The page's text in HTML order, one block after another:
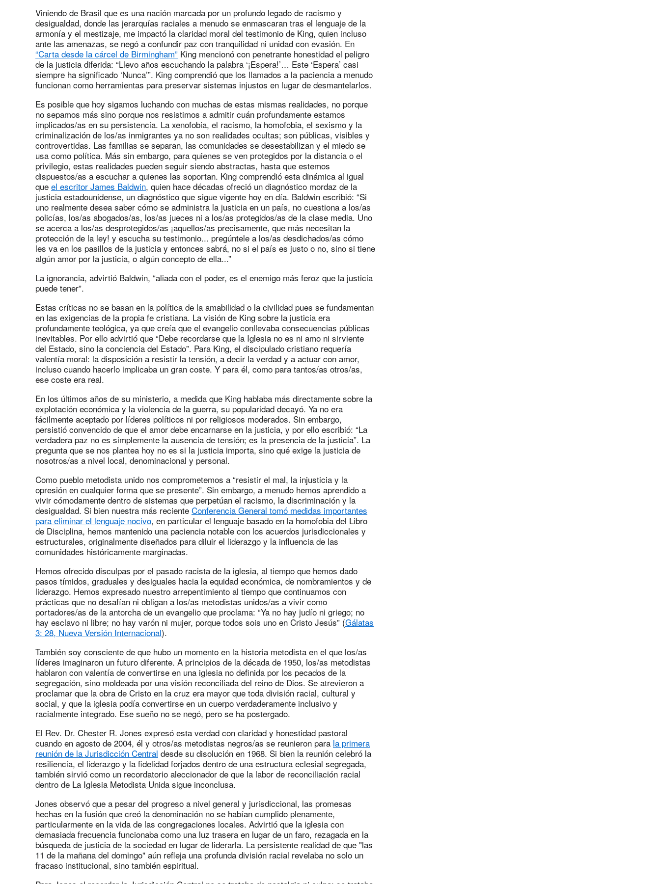
Viniendo de Brasil que es una nación marcada por un profundo legado de racismo y
desigualdad, donde las jerarquías raciales a menudo se enmascaran tras el lenguaje de la
armonía y el mestizaje, me impactó la claridad moral del testimonio de King, quien incluso
ante las amenazas, se negó a confundir paz con tranquilidad ni unidad con evasión. En
“Carta desde la cárcel de Birmingham” King mencionó con penetrante honestidad el peligro
de la justicia diferida: “Llevo años escuchando la palabra ‘¡Espera!’… Este ‘Espera’ casi
siempre ha significado ‘Nunca’”. King comprendió que los llamados a la paciencia a menudo
funcionan como herramientas para preservar sistemas injustos en lugar de desmantelarlos.
Es posible que hoy sigamos luchando con muchas de estas mismas realidades, no porque
no sepamos más sino porque nos resistimos a admitir cuán profundamente estamos
implicados/as en su persistencia. La xenofobia, el racismo, la homofobia, el sexismo y la
criminalización de los/as inmigrantes ya no son realidades ocultas; son públicas, visibles y
controvertidas. Las familias se separan, las comunidades se desestabilizan y el miedo se
usa como política. Más sin embargo, para quienes se ven protegidos por la distancia o el
privilegio, estas realidades pueden seguir siendo abstractas, hasta que estemos
dispuestos/as a escuchar a quienes las soportan. King comprendió esta dinámica al igual
que el escritor James Baldwin, quien hace décadas ofreció un diagnóstico mordaz de la
justicia estadounidense, un diagnóstico que sigue vigente hoy en día. Baldwin escribió: “Si
uno realmente desea saber cómo se administra la justicia en un país, no cuestiona a los/as
policías, los/as abogados/as, los/as jueces ni a los/as protegidos/as de la clase media. Uno
se acerca a los/as desprotegidos/as ¡aquellos/as precisamente, que más necesitan la
protección de la ley! y escucha su testimonio... pregúntele a los/as desdichados/as cómo
les va en los pasillos de la justicia y entonces sabrá, no si el país es justo o no, sino si tiene
algún amor por la justicia, o algún concepto de ella...”
La ignorancia, advirtió Baldwin, “aliada con el poder, es el enemigo más feroz que la justicia
puede tener”.
Estas críticas no se basan en la política de la amabilidad o la civilidad pues se fundamentan
en las exigencias de la propia fe cristiana. La visión de King sobre la justicia era
profundamente teológica, ya que creía que el evangelio conllevaba consecuencias públicas
inevitables. Por ello advirtió que “Debe recordarse que la Iglesia no es ni amo ni sirviente
del Estado, sino la conciencia del Estado”. Para King, el discipulado cristiano requería
valentía moral: la disposición a resistir la tensión, a decir la verdad y a actuar con amor,
incluso cuando hacerlo implicaba un gran coste. Y para él, como para tantos/as otros/as,
ese coste era real.
En los últimos años de su ministerio, a medida que King hablaba más directamente sobre la
explotación económica y la violencia de la guerra, su popularidad decayó. Ya no era
fácilmente aceptado por líderes políticos ni por religiosos moderados. Sin embargo,
persistió convencido de que el amor debe encarnarse en la justicia, y por ello escribió: “La
verdadera paz no es simplemente la ausencia de tensión; es la presencia de la justicia”. La
pregunta que se nos plantea hoy no es si la justicia importa, sino qué exige la justicia de
nosotros/as a nivel local, denominacional y personal.
Como pueblo metodista unido nos comprometemos a “resistir el mal, la injusticia y la
opresión en cualquier forma que se presente”. Sin embargo, a menudo hemos aprendido a
vivir cómodamente dentro de sistemas que perpetúan el racismo, la discriminación y la
desigualdad. Si bien nuestra más reciente Conferencia General tomó medidas importantes
para eliminar el lenguaje nocivo, en particular el lenguaje basado en la homofobia del Libro
de Disciplina, hemos mantenido una paciencia notable con los acuerdos jurisdiccionales y
estructurales, originalmente diseñados para diluir el liderazgo y la influencia de las
comunidades históricamente marginadas.
Hemos ofrecido disculpas por el pasado racista de la iglesia, al tiempo que hemos dado
pasos tímidos, graduales y desiguales hacia la equidad económica, de nombramientos y de
liderazgo. Hemos expresado nuestro arrepentimiento al tiempo que continuamos con
prácticas que no desafían ni obligan a los/as metodistas unidos/as a vivir como
portadores/as de la antorcha de un evangelio que proclama: “Ya no hay judío ni griego; no
hay esclavo ni libre; no hay varón ni mujer, porque todos sois uno en Cristo Jesús” (Gálatas
3: 28, Nueva Versión Internacional).
También soy consciente de que hubo un momento en la historia metodista en el que los/as
líderes imaginaron un futuro diferente. A principios de la década de 1950, los/as metodistas
hablaron con valentía de convertirse en una iglesia no definida por los pecados de la
segregación, sino moldeada por una visión reconciliada del reino de Dios. Se atrevieron a
proclamar que la obra de Cristo en la cruz era mayor que toda división racial, cultural y
social, y que la iglesia podía convertirse en un cuerpo verdaderamente inclusivo y
racialmente integrado. Ese sueño no se negó, pero se ha postergado.
El Rev. Dr. Chester R. Jones expresó esta verdad con claridad y honestidad pastoral
cuando en agosto de 2004, él y otros/as metodistas negros/as se reunieron para la primera
reunión de la Jurisdicción Central desde su disolución en 1968. Si bien la reunión celebró la
resiliencia, el liderazgo y la fidelidad forjados dentro de una estructura eclesial segregada,
también sirvió como un recordatorio aleccionador de que la labor de reconciliación racial
dentro de La Iglesia Metodista Unida sigue inconclusa.
Jones observó que a pesar del progreso a nivel general y jurisdiccional, las promesas
hechas en la fusión que creó la denominación no se habían cumplido plenamente,
particularmente en la vida de las congregaciones locales. Advirtió que la iglesia con
demasiada frecuencia funcionaba como una luz trasera en lugar de un faro, rezagada en la
búsqueda de justicia de la sociedad en lugar de liderarla. La persistente realidad de que "las
11 de la mañana del domingo" aún refleja una profunda división racial revelaba no solo un
fracaso institucional, sino también espiritual.